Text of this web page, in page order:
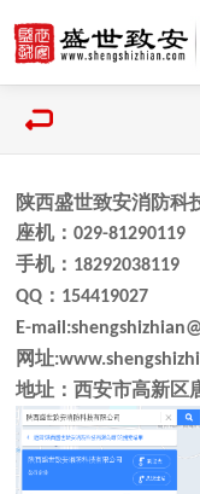
陕西盛世致安消防科
座机：029-81290119
手机： 18292038119
QQ ： 154419027
E-
网址
地址：西安市高新区